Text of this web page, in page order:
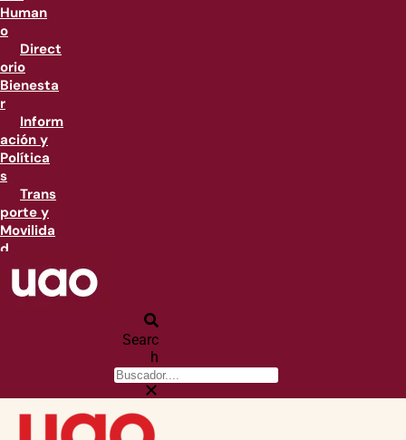
Human
o
Direct
orio
Bienesta
r
Inform
ación y
Política
s
Trans
porte y
Movilida
d
Searc
h